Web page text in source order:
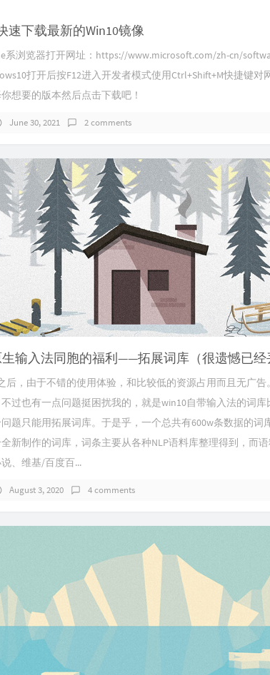
速下载最新的Win10镜像
系浏览器打开网址：https://www.microsoft.com/zh-cn/
打开后按F12进入开发者模式使用Ctrl+Shift+M快捷键对
想要的版本然后点击下载吧！
June 30, 2021 2 comments
输入法同胞的福利——拓展词库（很遗憾已经
后，由于不错的使用体验，和比较低的资源占用而且无广
过也有一点问题挺困扰我的，就是win10自带输入法的词
题只能用拓展词库。于是乎，一个总共有600w条数据的词
新制作的词库，词条主要从各种NLP语料库整理得到，而
、维基/百度百...
August 3, 2020 4 comments